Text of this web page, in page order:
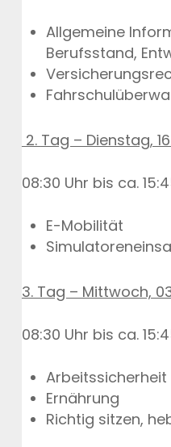
Allgemeine
Berufsstand,
2. Tag – Dienstag,
08:30 Uhr bis ca.
E-Mobilität
3. Tag – Mittwoch,
08:30 Uhr bis ca.
Arbeitssicherheit
Ernährung
Richtig sitzen,